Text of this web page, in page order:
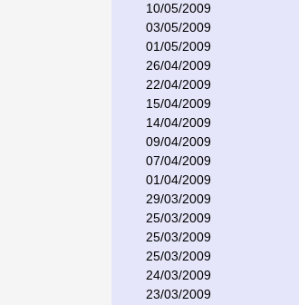
10/05/2009
03/05/2009
01/05/2009
26/04/2009
22/04/2009
15/04/2009
14/04/2009
09/04/2009
07/04/2009
01/04/2009
29/03/2009
25/03/2009
25/03/2009
25/03/2009
24/03/2009
23/03/2009